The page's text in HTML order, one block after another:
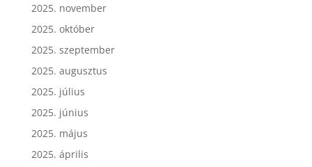
2025. november
2025. október
2025. szeptember
2025. augusztus
2025. július
2025. június
2025. május
2025. április